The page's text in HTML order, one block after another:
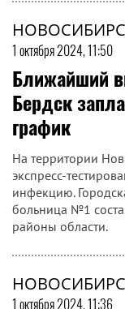
1 октября 2024, 11:50
Ближайший
Бердск
график
На территории
экспресс-
инфекцию.
больница №1
районы области.
1 октября 2024, 11:36